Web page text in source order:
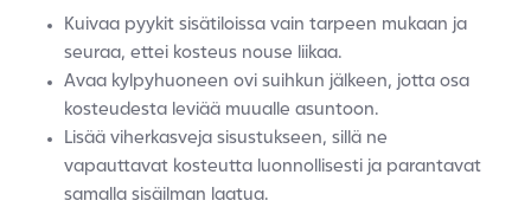
Kuivaa pyykit sisätiloissa vain tarpeen mukaan ja
seuraa, ettei kosteus nouse liikaa.
Avaa kylpyhuoneen ovi suihkun jälkeen, jotta osa
kosteudesta leviää muualle asuntoon.
Lisää viherkasveja sisustukseen, sillä ne
vapauttavat kosteutta luonnollisesti ja parantavat
samalla sisäilman laatua.